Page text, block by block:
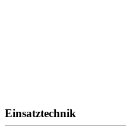
Einsatztechnik